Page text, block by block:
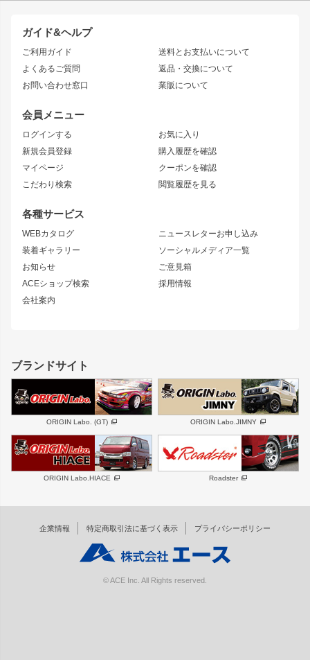
ガイド&ヘルプ
ご利用ガイド
よくあるご質問
お問い合わせ窓口
送料とお支払いについて
返品・交換について
業販について
会員メニュー
ログインする
新規会員登録
マイページ
こだわり検索
お気に入り
購入履歴を確認
クーポンを確認
閲覧履歴を見る
各種サービス
WEBカタログ
装着ギャラリー
お知らせ
ACEショップ検索
会社案内
ニュースレターお申し込み
ソーシャルメディア一覧
ご意見箱
採用情報
JZX90 CHASER
JZX110 MARK II
JZX100 MARK II
JZX90 MARK II
トレノ
マークX
アリスト
ソアラ
アルテッツァ
ニッサン
S15 シルビア
S14 シルビア 後期
S13 シルビア
180SX
シルエイティ
ワンビア
ローレル
セフィーロ
キャラバン
スズキ
GS350
SC
スバル 三菱
デリカ D:5
軽自動車 汎用
エアロシリーズ
ドリフトライン
風神
雷神
レーシングライン
アタックライン
ストリームライン
リアウイング
ジムニーパーツ
ホイール
MUD-S7
MUD-SR7
まつど家 鉄漢
ボンネット
フェンダー
サイドパーツ
リアゲート
メンテナンスパーツ
ハイエースパーツ
ホイール
DAYTONA-RS
DAYTONA-RS NEO
エアロシリーズ
RUGGER MODEL
DTM:exclusive
オーバーフェンダー
ワイパーガード
ブランドサイト
ORIGIN Labo. (GT) ORIGIN Labo.JIMNY
ORIGIN Labo.HIACE Roadster
企業情報 特定商取引法に基づく表示 プライバシーポリシー
© ACE Inc. All Rights reserved.